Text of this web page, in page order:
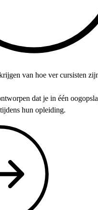
van hoe ver cursisten
dat je in één
hun opleiding.